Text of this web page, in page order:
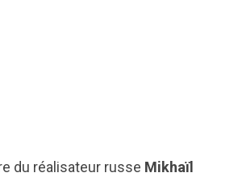
du réalisateur russe Mikhaïl